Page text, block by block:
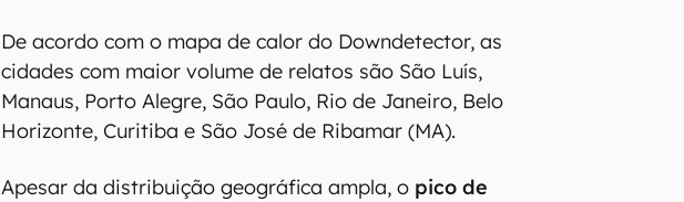
De acordo com o mapa de calor do Downdetector, as
cidades com maior volume de relatos são São Luís,
Manaus, Porto Alegre, São Paulo, Rio de Janeiro, Belo
Horizonte, Curitiba e São José de Ribamar (MA).
Apesar da distribuição geográfica ampla, o pico de